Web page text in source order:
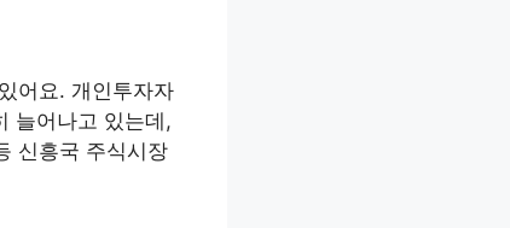
어요. 개인투자자
늘어나고 있는데,
신흥국 주식시장